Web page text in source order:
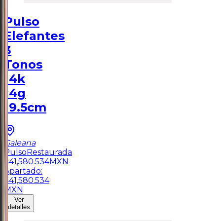
Pulso
Elefantes
3
Tonos
14k
14g
19.5cm
Galeana
Pulso Restaurada
$41,580.534MXN
Apartado:
$41,580.534
MXN
Ver
detalles